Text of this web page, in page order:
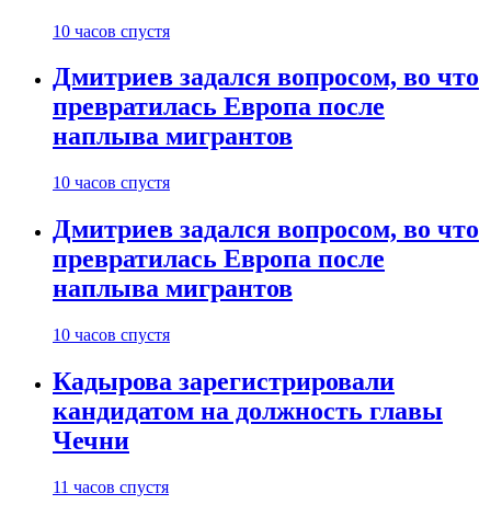
10 часов спустя
Дмитриев задался вопросом, во что
превратилась Европа после
наплыва мигрантов
10 часов спустя
Дмитриев задался вопросом, во что
превратилась Европа после
наплыва мигрантов
10 часов спустя
Кадырова зарегистрировали
кандидатом на должность главы
Чечни
11 часов спустя